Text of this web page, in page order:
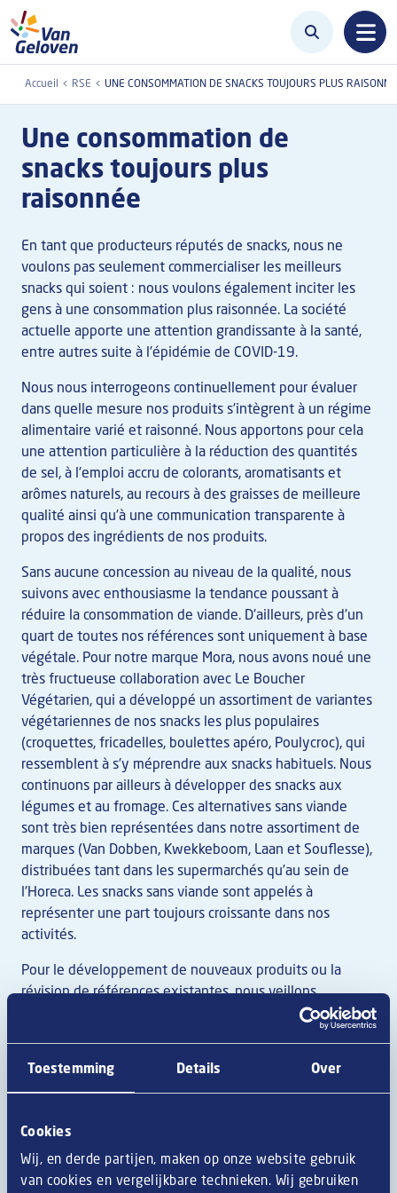
Toestemming Details Over
Cookies
Wij, en derde partijen, maken op onze website gebruik
van cookies en vergelijkbare technieken. Wij gebruiken
Aller au contenu principal
Accueil RSE UNE CONSOMMATION DE SNACKS TOUJOURS PLUS
Une consommation de
snacks toujours plus
raisonnée
En tant que producteurs réputés de snacks, nous ne
voulons pas seulement commercialiser les meilleurs
snacks qui soient : nous voulons également inciter les
gens à une consommation plus raisonnée. La société
actuelle apporte une attention grandissante à la santé,
entre autres suite à l'épidémie de COVID-19.
Nous nous interrogeons continuellement pour évaluer
dans quelle mesure nos produits s'intègrent à un régime
alimentaire varié et raisonné. Nous apportons pour cela
une attention particulière à la réduction des quantités
de sel, à l'emploi accru de colorants, aromatisants et
arômes naturels, au recours à des graisses de meilleure
qualité ainsi qu’à une communication transparente à
propos des ingrédients de nos produits.
Sans aucune concession au niveau de la qualité, nous
suivons avec enthousiasme la tendance poussant à
réduire la consommation de viande. D'ailleurs, près d'un
quart de toutes nos références sont uniquement à base
végétale. Pour notre marque Mora, nous avons noué une
très fructueuse collaboration avec Le Boucher
Végétarien, qui a développé un assortiment de variantes
végétariennes de nos snacks les plus populaires
(croquettes, fricadelles, boulettes apéro, Poulycroc), qui
ressemblent à s'y méprendre aux snacks habituels. Nous
continuons par ailleurs à développer des snacks aux
légumes et au fromage. Ces alternatives sans viande
sont très bien représentées dans notre assortiment de
marques (Van Dobben, Kwekkeboom, Laan et Souflesse),
distribuées tant dans les supermarchés qu’au sein de
l'Horeca. Les snacks sans viande sont appelés à
représenter une part toujours croissante dans nos
activités.
Pour le développement de nouveaux produits ou la
révision de références existantes, nous veillons
attentivement aux besoins de nos consommateurs. Nous
nous basons toujours sur une 'liste verte', qui fixe les
satisfaire. Pour certaines références que nous
développons pour des marques spécifiques, les
nous nous imposons nous-mêmes.